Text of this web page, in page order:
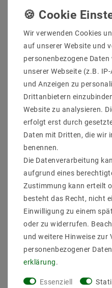
FUT036Z Zigbee
Controller einfarbige
Dimmer 12-24V 1 Kanal
12A
20,26 €
Artikel anzeigen
MiBoxer FUT089Z
Wir verwenden Cookies
auf unserer Website und
personenbezogene Daten
unserer Webseite (z.B.
und Anzeigen zu
Drittanbietern
Website zu analysieren.
erfolgt erst durch
Daten mit Dritten, die wir
benennen.
Die Datenverarbeitung
aufgrund eines
Zustimmung kann erteilt
besteht das Recht, nicht
Einwilligung zu einem
oder zu widerrufen.
und weitere Hinweise zur
personenbezogener
erklärung.
Essenziell